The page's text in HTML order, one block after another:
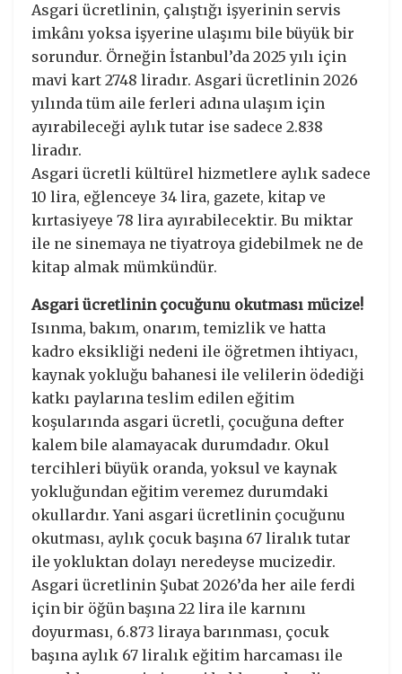
Asgari ücretlinin, çalıştığı işyerinin servis
imkânı yoksa işyerine ulaşımı bile büyük bir
sorundur. Örneğin İstanbul’da 2025 yılı için
mavi kart 2748 liradır. Asgari ücretlinin 2026
yılında tüm aile ferleri adına ulaşım için
ayırabileceği aylık tutar ise sadece 2.838
liradır.
Asgari ücretli kültürel hizmetlere aylık sadece
10 lira, eğlenceye 34 lira, gazete, kitap ve
kırtasiyeye 78 lira ayırabilecektir. Bu miktar
ile ne sinemaya ne tiyatroya gidebilmek ne de
kitap almak mümkündür.
Asgari ücretlinin çocuğunu okutması mücize!
Isınma, bakım, onarım, temizlik ve hatta
kadro eksikliği nedeni ile öğretmen ihtiyacı,
kaynak yokluğu bahanesi ile velilerin ödediği
katkı paylarına teslim edilen eğitim
koşularında asgari ücretli, çocuğuna defter
kalem bile alamayacak durumdadır. Okul
tercihleri büyük oranda, yoksul ve kaynak
yokluğundan eğitim veremez durumdaki
okullardır. Yani asgari ücretlinin çocuğunu
okutması, aylık çocuk başına 67 liralık tutar
ile yokluktan dolayı neredeyse mucizedir.
Asgari ücretlinin Şubat 2026’da her aile ferdi
için bir öğün başına 22 lira ile karnını
doyurması, 6.873 liraya barınması, çocuk
başına aylık 67 liralık eğitim harcaması ile